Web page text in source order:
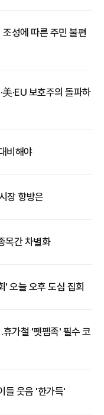
성에 따른 주민 불편
·EU 보호주의 돌파하
비해야
장 향방은
목간 차별화
' 오늘 오후 도심 집회
가철 '펫펨족' 필수 코
들 웃음 '한가득'